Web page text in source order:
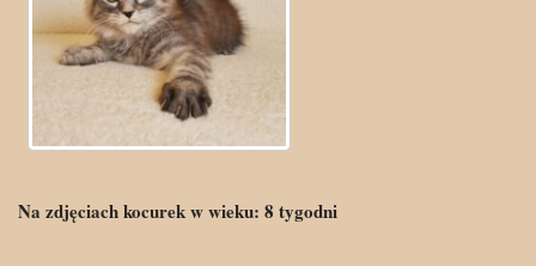
Na zdjęciach kocurek w wieku: 8 tygodni